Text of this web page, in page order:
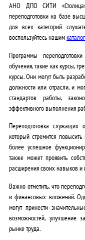
АНО ДПО СИТИ
переподготовки на базе
для всех категорий
воспользуйтесь нашим
Программы
обучения, такие как курсы,
курсы. Они могут быть
должности или отрасли, и
стандартов работы,
эффективного выполнения
Переподготовка служащих
который стремится
более успешное
также может проявить
расширения своих навыков и
Важно отметить, что
и финансовых вложений.
могут принести
возможностей, улучшение
рынке труда.